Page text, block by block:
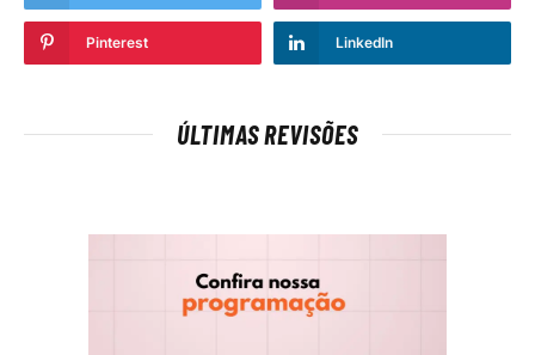
Pinterest LinkedIn
ÚLTIMAS REVISÕES